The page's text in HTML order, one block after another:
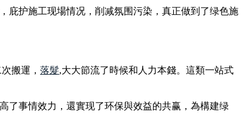
庇护施工现場情况，削减氛围污染，真正做到了绿色施
搬運， 落髮,大大節流了時候和人力本錢。這類一站式
了事情效力，還實现了环保與效益的共赢，為構建绿